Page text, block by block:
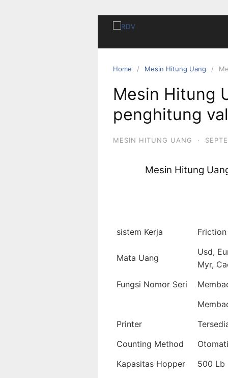
Home Mesin Hitung Uang
Mesin Hitung
penghitung
MESIN HITUNG UANG ·
Mesin Hitung
sistem Kerja Friction
Mata Uang
Usd,
Myr,
Fungsi Nomor Seri
Printer
Counting Method
Kapasitas Hopper
500 Lb